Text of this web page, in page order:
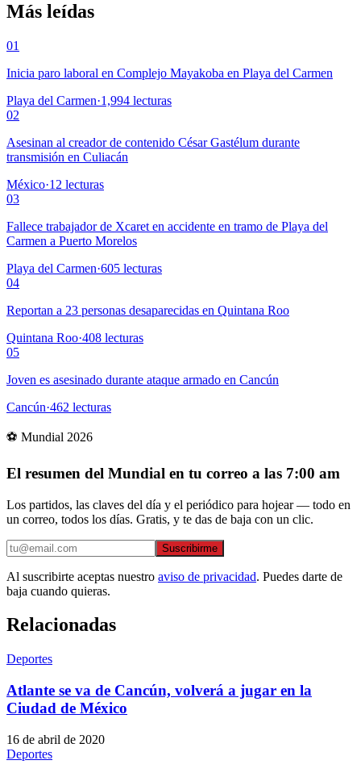
Más leídas
01
Inicia paro laboral en Complejo Mayakoba en Playa del Carmen
Playa del Carmen·1,994 lecturas
02
Asesinan al creador de contenido César Gastélum durante
transmisión en Culiacán
México·12 lecturas
03
Fallece trabajador de Xcaret en accidente en tramo de Playa del
Carmen a Puerto Morelos
Playa del Carmen·605 lecturas
04
Reportan a 23 personas desaparecidas en Quintana Roo
Quintana Roo·408 lecturas
05
Joven es asesinado durante ataque armado en Cancún
Cancún·462 lecturas
⚽ Mundial 2026
El resumen del Mundial en tu correo a las 7:00 am
Los partidos, las claves del día y el periódico para hojear — todo en
un correo, todos los días. Gratis, y te das de baja con un clic.
Suscribirme
Al suscribirte aceptas nuestro aviso de privacidad. Puedes darte de
baja cuando quieras.
Relacionadas
Deportes
Atlante se va de Cancún, volverá a jugar en la
Ciudad de México
16 de abril de 2020
Deportes